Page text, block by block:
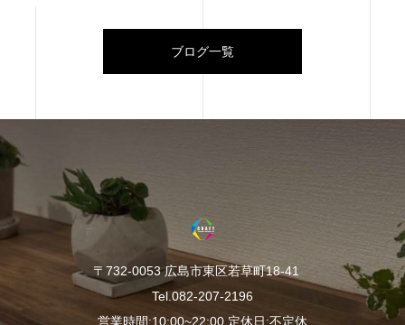
ブログ一覧
〒732-0053 広島市東区若草町18-41
Tel.082-207-2196
営業時間:10:00~22:00 定休日:不定休